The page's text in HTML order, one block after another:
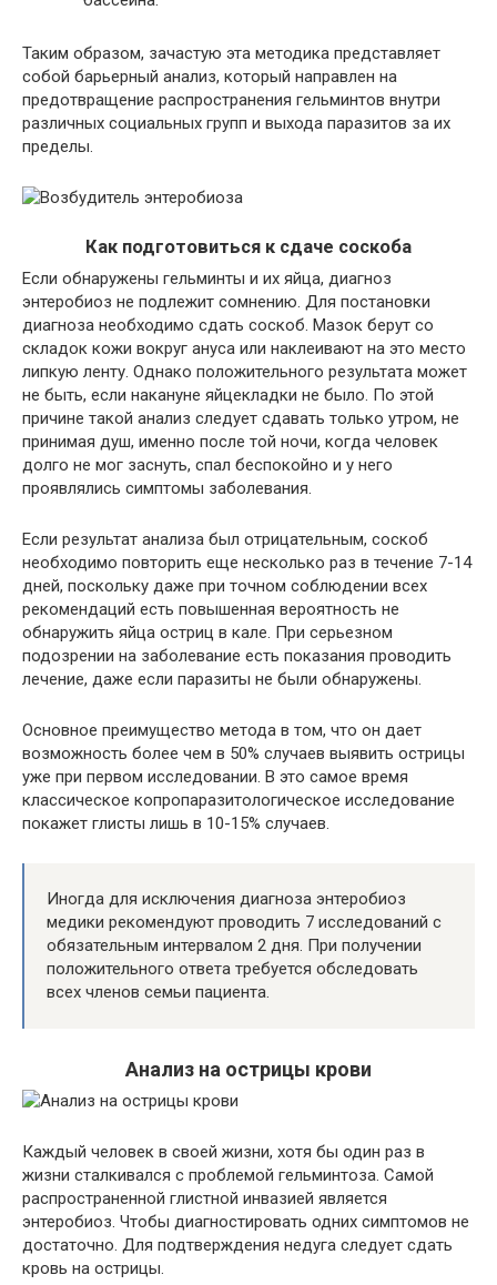
Таким образом, зачастую эта методика представляет
собой барьерный анализ, который направлен на
предотвращение распространения гельминтов внутри
различных социальных групп и выхода паразитов за их
пределы.
Как подготовиться к сдаче соскоба
Если обнаружены гельминты и их яйца, диагноз
энтеробиоз не подлежит сомнению. Для постановки
диагноза необходимо сдать соскоб. Мазок берут со
складок кожи вокруг ануса или наклеивают на это место
липкую ленту. Однако положительного результата может
не быть, если накануне яйцекладки не было. По этой
причине такой анализ следует сдавать только утром, не
принимая душ, именно после той ночи, когда человек
долго не мог заснуть, спал беспокойно и у него
проявлялись симптомы заболевания.
Если результат анализа был отрицательным, соскоб
необходимо повторить еще несколько раз в течение 7-14
дней, поскольку даже при точном соблюдении всех
рекомендаций есть повышенная вероятность не
обнаружить яйца остриц в кале. При серьезном
подозрении на заболевание есть показания проводить
лечение, даже если паразиты не были обнаружены.
Основное преимущество метода в том, что он дает
возможность более чем в 50% случаев выявить острицы
уже при первом исследовании. В это самое время
классическое копропаразитологическое исследование
покажет глисты лишь в 10-15% случаев.
Иногда для исключения диагноза энтеробиоз
медики рекомендуют проводить 7 исследований с
обязательным интервалом 2 дня. При получении
положительного ответа требуется обследовать
всех членов семьи пациента.
Анализ на острицы крови
Каждый человек в своей жизни, хотя бы один раз в
жизни сталкивался с проблемой гельминтоза. Самой
распространенной глистной инвазией является
энтеробиоз. Чтобы диагностировать одних симптомов не
достаточно. Для подтверждения недуга следует сдать
кровь на острицы.